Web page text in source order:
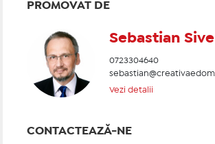
PROMOVAT DE
Sebastian Sive
0723304640
Vezi detalii
CONTACTEAZĂ-NE